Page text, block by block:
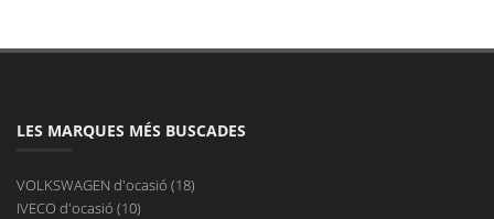
LES MARQUES MÉS BUSCADES
VOLKSWAGEN d'ocasió (18)
IVECO d'ocasió (10)